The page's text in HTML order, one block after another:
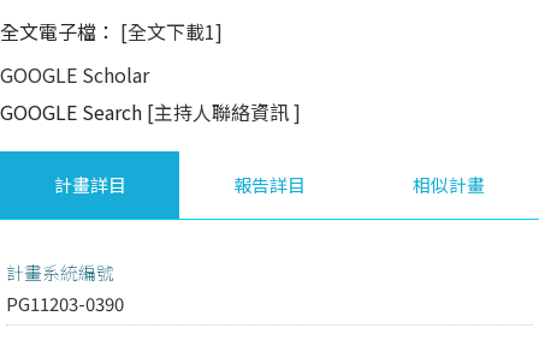
全文電子檔： [全文下載1]
GOOGLE Scholar
GOOGLE Search [主持人聯絡資訊]
計畫詳目 報告詳目 相似計畫
計畫系統編號
PG11203-0390